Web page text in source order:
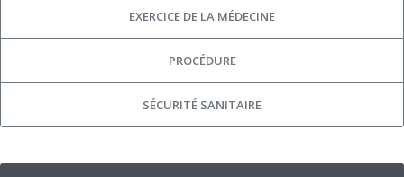
EXERCICE DE LA MÉDECINE
PROCÉDURE
SÉCURITÉ SANITAIRE